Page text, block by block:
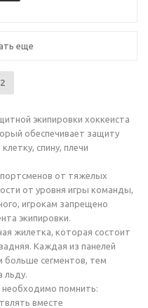
еще
2
экипировки хоккеиста
обеспечивает защиту
спину, плечи
от тяжелых
от уровня игры команды,
игрокам запрещено
экипировки.
жилетка, которая состоит
Каждая из панелей
больше сегментов, тем
льду.
необходимо помнить:
вместе